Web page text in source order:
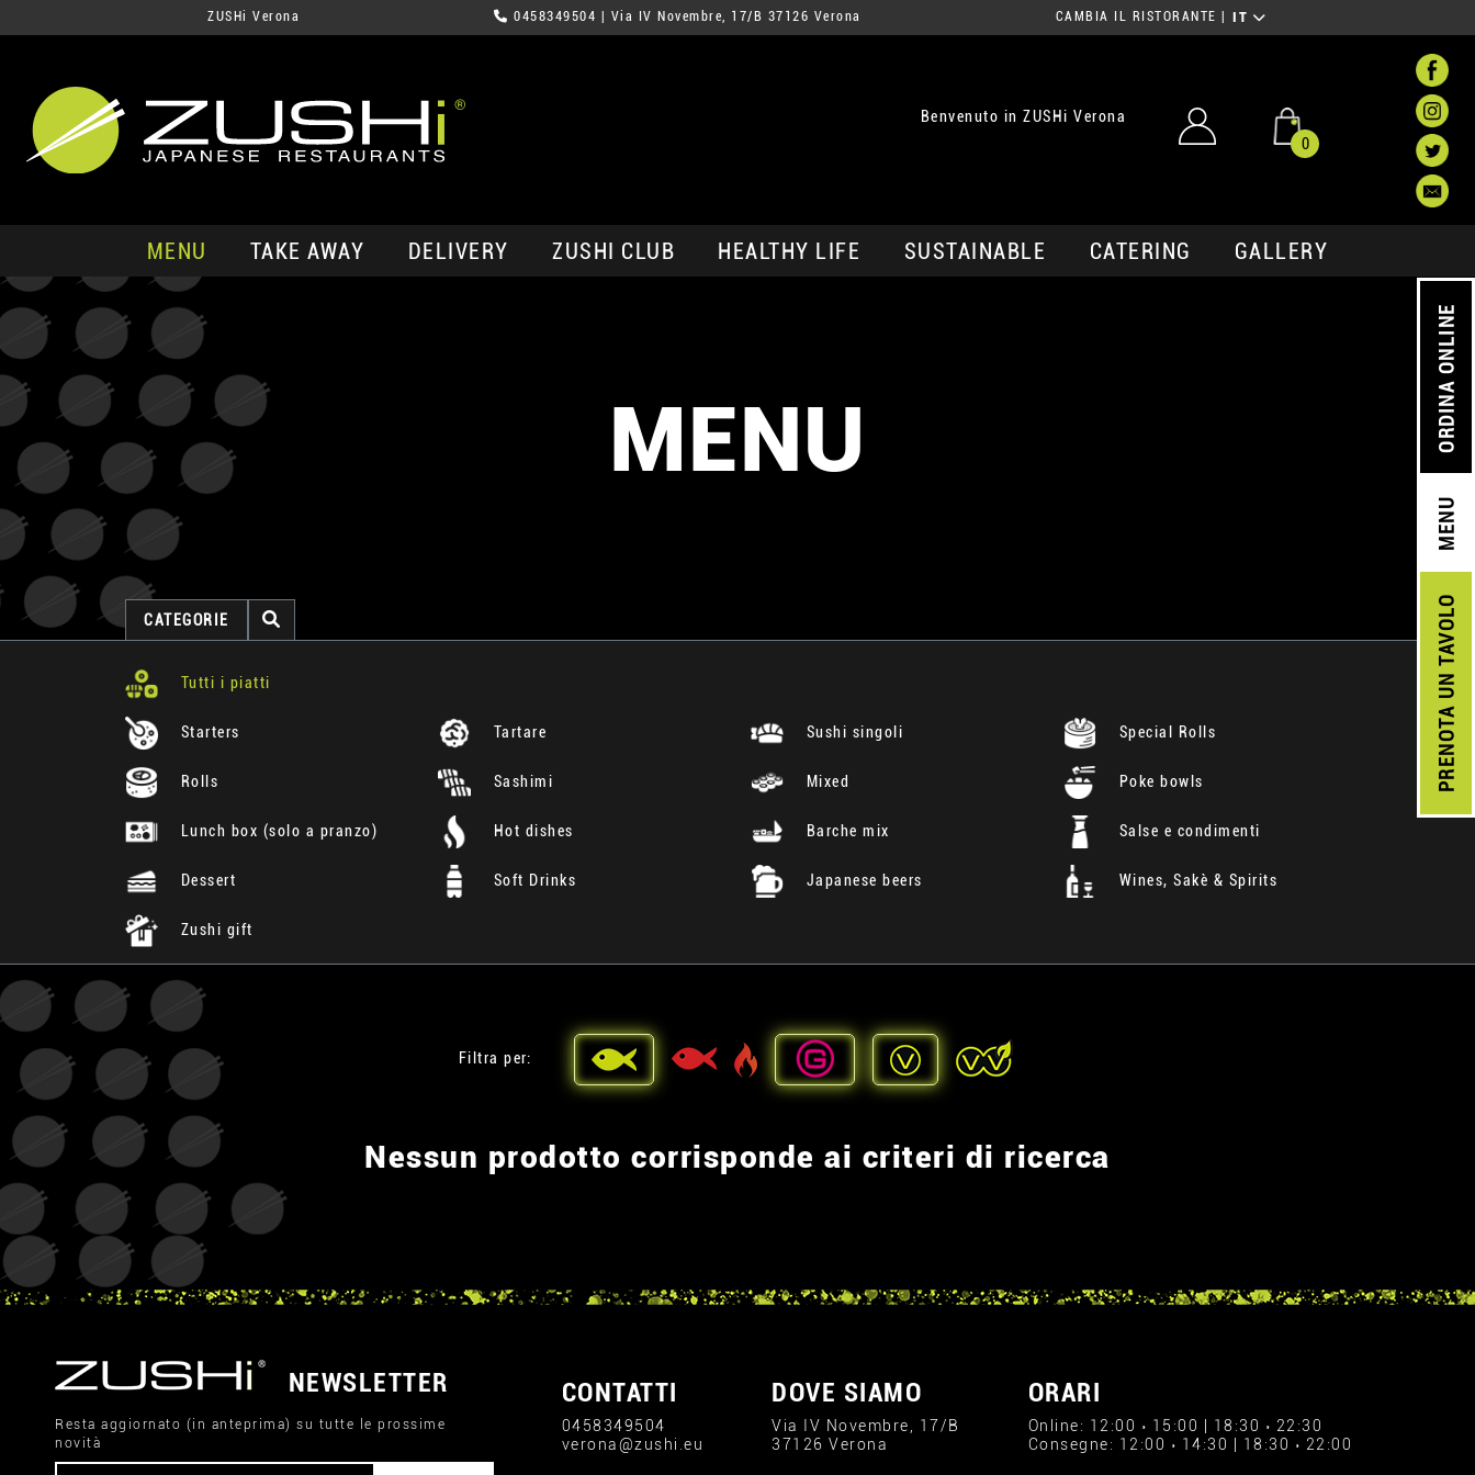
ZUSHi Verona 0458349504 | Via IV Novembre, 17/B 37126 Verona CAMBIA IL RISTORANTE IT
Benvenuto in ZUSHi Verona
0
MENU TAKE AWAY DELIVERY ZUSHI CLUB HEALTHY LIFE SUSTAINABLE CATERING GALLERY
PRENOTA
UN TAVOLO
MENU
ORDINA ONLINE
MENU
CATEGORIE
Tutti i piatti
Starters Tartare Sushi singoli Special Rolls
Rolls Sashimi Mixed Poke bowls
Lunch box (solo a pranzo) Hot dishes Barche mix Salse e condimenti
Dessert Soft Drinks Japanese beers Wines, Sakè & Spirits
Zushi gift
Filtra per:
Nessun prodotto corrisponde ai criteri di ricerca
NEWSLETTER
Resta aggiornato (in anteprima) su tutte le prossime
novità
CONTATTI
0458349504
verona@zushi.eu
DOVE SIAMO
Via IV Novembre, 17/B
37126 Verona
ORARI
Online: 12:00 › 15:00 | 18:30 › 22:30
Consegne: 12:00 › 14:30 | 18:30 › 22:00